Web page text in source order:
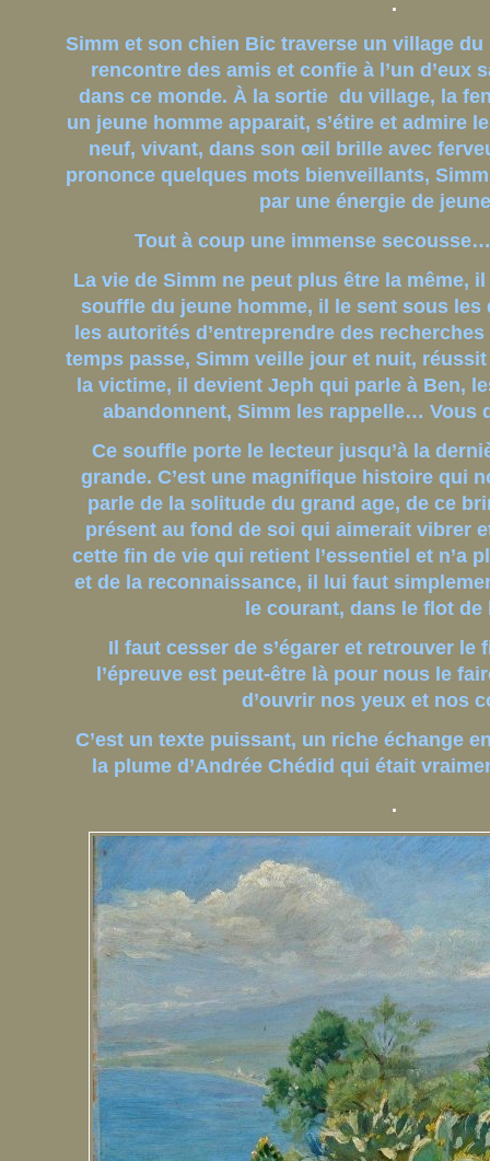
.
Simm et son chien Bic traverse un village
rencontre des amis et confie à l’un d’eux
dans ce monde. À la sortie du village, la
un jeune homme apparait, s’étire et admire
neuf, vivant, dans son œil brille avec
prononce quelques mots bienveillants,
par une énergie de
Tout à coup une immense
La vie de Simm ne peut plus être la même,
souffle du jeune homme, il le sent sous les
les autorités d’entreprendre des
temps passe, Simm veille jour et nuit,
la victime, il devient Jeph qui parle à Ben,
abandonnent, Simm les rappelle… Vous
Ce souffle porte le lecteur jusqu’à la
grande. C’est une magnifique histoire qui
parle de la solitude du grand age, de ce
présent au fond de soi qui aimerait vibrer
cette fin de vie qui retient l’essentiel et n’a
et de la reconnaissance, il lui faut
le courant, dans le flot de
Il faut cesser de s’égarer et retrouver le
l’épreuve est peut-être là pour nous le
d’ouvrir nos yeux et nos
C’est un texte puissant, un riche échange
la plume d’Andrée Chédid qui était
.